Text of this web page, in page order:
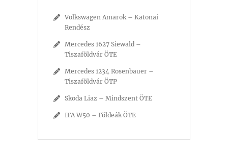
Volkswagen Amarok – Katonai
Rendész
Mercedes 1627 Siewald –
Tiszaföldvár ÖTE
Mercedes 1234 Rosenbauer –
Tiszaföldvár ÖTP
Skoda Liaz – Mindszent ÖTE
IFA W50 – Földeák ÖTE